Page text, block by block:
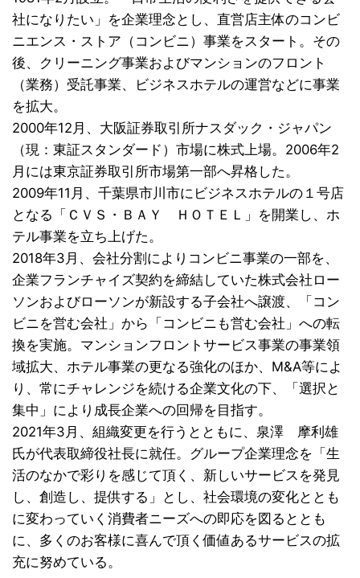
社になりたい」を企業理念とし、直営店主体のコンビ
ニエンス・ストア（コンビニ）事業をスタート。その
後、クリーニング事業およびマンションのフロント
（業務）受託事業、ビジネスホテルの運営などに事業
を拡大。
2000年12月、大阪証券取引所ナスダック・ジャパン
（現：東証スタンダード）市場に株式上場。2006年2
月には東京証券取引所市場第一部へ昇格した。
2009年11月、千葉県市川市にビジネスホテルの１号店
となる「ＣＶＳ・ＢＡＹ ＨＯＴＥＬ」を開業し、ホ
テル事業を立ち上げた。
2018年3月、会社分割によりコンビニ事業の一部を、
企業フランチャイズ契約を締結していた株式会社ロー
ソンおよびローソンが新設する子会社へ譲渡、「コン
ビニを営む会社」から「コンビニも営む会社」への転
換を実施。マンションフロントサービス事業の事業領
域拡大、ホテル事業の更なる強化のほか、M&A等によ
り、常にチャレンジを続ける企業文化の下、「選択と
集中」により成長企業への回帰を目指す。
2021年3月、組織変更を行うとともに、泉澤 摩利雄
氏が代表取締役社長に就任。グループ企業理念を「生
活のなかで彩りを感じて頂く、新しいサービスを発見
し、創造し、提供する」とし、社会環境の変化ととも
に変わっていく消費者ニーズへの即応を図るととも
に、多くのお客様に喜んで頂く価値あるサービスの拡
充に努めている。